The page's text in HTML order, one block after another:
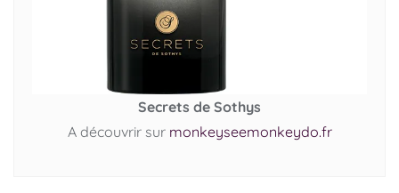
Secrets de Sothys
A découvrir sur monkeyseemonkeydo.fr